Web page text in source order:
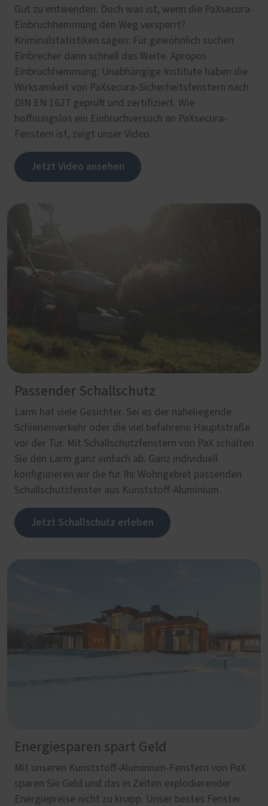
Gut zu entwenden. Doch was ist, wenn die PaXsecura-
Einbruchhemmung den Weg versperrt?
Kriminalstatistiken sagen: Für gewöhnlich suchen
Einbrecher dann schnell das Weite. Apropos
Einbruchhemmung: Unabhängige Institute haben die
Wirksamkeit von PaXsecura-Sicherheitsfenstern nach
DIN EN 1627 geprüft und zertifiziert. Wie
hoffnungslos ein Einbruchversuch an PaXsecura-
Fenstern ist, zeigt unser Video.
Jetzt Video ansehen
Passender Schallschutz
Lärm hat viele Gesichter. Sei es der naheliegende
Schienenverkehr oder die viel befahrene Hauptstraße
vor der Tür. Mit Schallschutzfenstern von PaX schalten
Sie den Lärm ganz einfach ab. Ganz individuell
konfigurieren wir die für Ihr Wohngebiet passenden
Schallschutzfenster aus Kunststoff-Aluminium.
Jetzt Schallschutz erleben
Energiesparen spart Geld
Mit unseren Kunststoff-Aluminium-Fenstern von PaX
sparen Sie Geld und das in Zeiten explodierender
Energiepreise nicht zu knapp. Unser bestes Fenster